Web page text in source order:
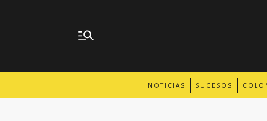
NOTICIAS SUCESOS